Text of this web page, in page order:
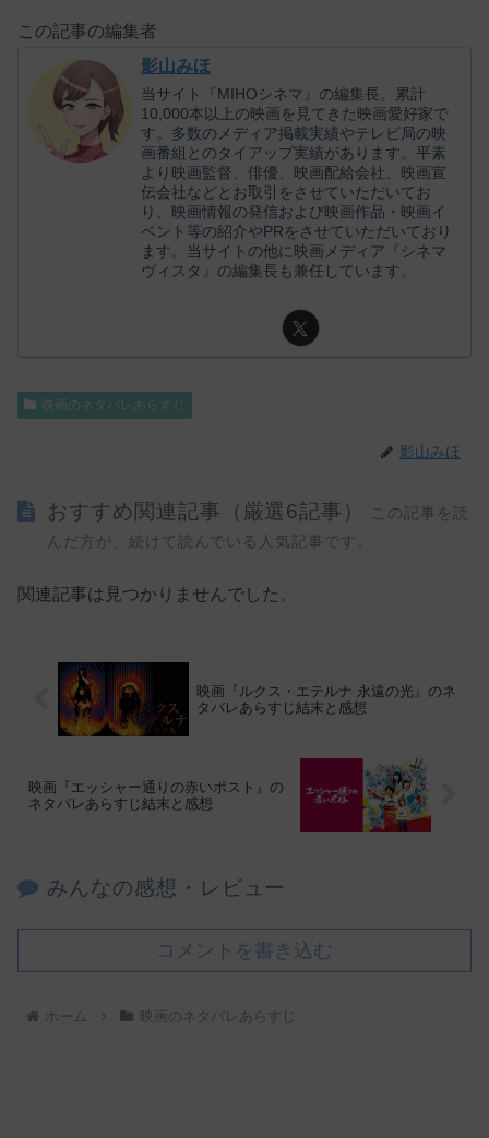
この記事の編集者
影山みほ
当サイト『MIHOシネマ』の編集長。累計
10,000本以上の映画を見てきた映画愛好家で
す。多数のメディア掲載実績やテレビ局の映
画番組とのタイアップ実績があります。平素
より映画監督、俳優、映画配給会社、映画宣
伝会社などとお取引をさせていただいてお
り、映画情報の発信および映画作品・映画イ
ベント等の紹介やPRをさせていただいており
ます。当サイトの他に映画メディア『シネマ
ヴィスタ』の編集長も兼任しています。
映画のネタバレあらすじ
影山みほ
おすすめ関連記事（厳選6記事）
この記事を読
んだ方が、続けて読んでいる人気記事です。
関連記事は見つかりませんでした。
映画『ルクス・エテルナ 永遠の光』のネ
タバレあらすじ結末と感想
映画『エッシャー通りの赤いポスト』の
ネタバレあらすじ結末と感想
みんなの感想・レビュー
コメントを書き込む
ホーム 映画のネタバレあらすじ